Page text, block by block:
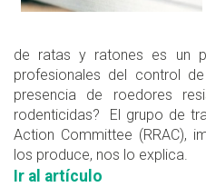
de ratas y ratones es un
profesionales del control
presencia de roedores
rodenticidas? El grupo de
Action Committee (RRAC),
los produce, nos lo explica.
Ir al artículo